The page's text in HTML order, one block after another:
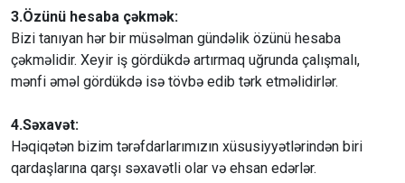
3.Özünü hesaba çəkmək:
Bizi tanıyan hər bir müsəlman gündəlik özünü hesaba
çəkməlidir. Xeyir iş gördükdə artırmaq uğrunda çalışmalı,
mənfi əməl gördükdə isə tövbə edib tərk etməlidirlər.
4.Səxavət:
Həqiqətən bizim tərəfdarlarımızın xüsusiyyətlərindən biri
qardaşlarına qarşı səxavətli olar və ehsan edərlər.